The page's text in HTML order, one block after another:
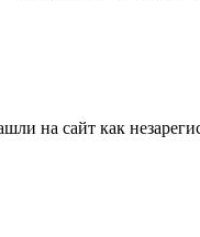
на сайт как